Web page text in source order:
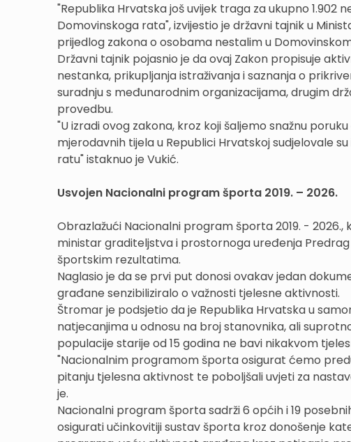
"Republika Hrvatska još uvijek traga za ukupno
Domovinskoga rata", izvijestio je državni tajnik u
prijedlog zakona o osobama nestalim u
Državni tajnik pojasnio je da ovaj Zakon propisuje
nestanka, prikupljanja istraživanja i saznanja o
suradnju s međunarodnim organizacijama, drugim
provedbu.
"U izradi ovog zakona, kroz koji šaljemo snažnu
mjerodavnih tijela u Republici Hrvatskoj sudjelovale
ratu" istaknuo je Vukić.
Usvojen Nacionalni program športa 2019. – 2026.
Obrazlažući Nacionalni program športa 2019. -
ministar graditeljstva i prostornoga uređenja
športskim rezultatima.
Naglasio je da se prvi put donosi ovakav jedan
građane senzibiliziralo o važnosti tjelesne aktivnosti.
Štromar je podsjetio da je Republika Hrvatska u
natjecanjima u odnosu na broj stanovnika, ali
populacije starije od 15 godina ne bavi nikakvom
"Nacionalnim programom športa osigurat ćemo
pitanju tjelesna aktivnost te poboljšali uvjeti za
je.
Nacionalni program športa sadrži 6 općih i 19
osigurati učinkovitiji sustav športa kroz donošenje